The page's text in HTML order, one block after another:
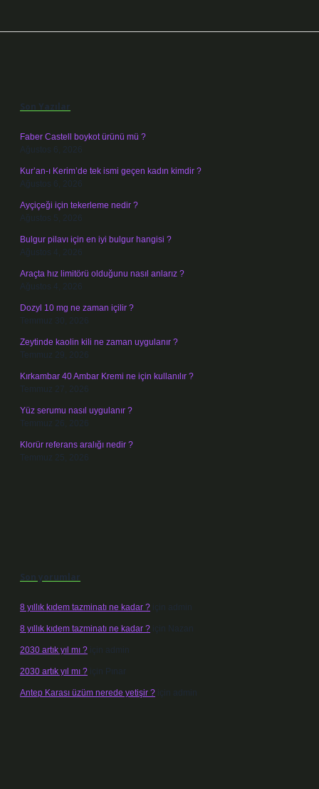
Son Yazılar
Faber Castell boykot ürünü mü ?
Ağustos 6, 2026
Kur’an-ı Kerim’de tek ismi geçen kadın kimdir ?
Ağustos 6, 2026
Ayçiçeği için tekerleme nedir ?
Ağustos 5, 2026
Bulgur pilavı için en iyi bulgur hangisi ?
Ağustos 4, 2026
Araçta hız limitörü olduğunu nasıl anlarız ?
Ağustos 4, 2026
Dozyl 10 mg ne zaman içilir ?
Temmuz 30, 2026
Zeytinde kaolin kili ne zaman uygulanır ?
Temmuz 29, 2026
Kırkambar 40 Ambar Kremi ne için kullanılır ?
Temmuz 27, 2026
Yüz serumu nasıl uygulanır ?
Temmuz 26, 2026
Klorür referans aralığı nedir ?
Temmuz 25, 2026
Son yorumlar
8 yıllık kıdem tazminatı ne kadar ? için admin
8 yıllık kıdem tazminatı ne kadar ? için Nazan
2030 artık yıl mı ? için admin
2030 artık yıl mı ? için Pınar
Antep Karası üzüm nerede yetişir ? için admin